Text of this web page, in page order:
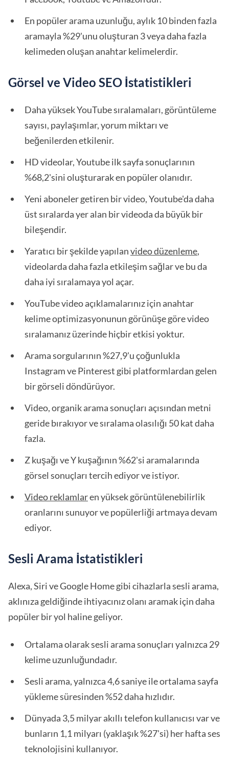
En popüler arama uzunluğu, aylık 10 binden fazla
aramayla %29'unu oluşturan 3 veya daha fazla
kelimeden oluşan anahtar kelimelerdir.
Görsel ve Video SEO İstatistikleri
Daha yüksek YouTube sıralamaları, görüntüleme
sayısı, paylaşımlar, yorum miktarı ve
beğenilerden etkilenir.
HD videolar, Youtube ilk sayfa sonuçlarının
%68,2'sini oluşturarak en popüler olanıdır.
Yeni aboneler getiren bir video, Youtube'da daha
üst sıralarda yer alan bir videoda da büyük bir
bileşendir.
Yaratıcı bir şekilde yapılanvideo düzenleme,
videolarda daha fazla etkileşim sağlar ve bu da
daha iyi sıralamaya yol açar.
YouTube video açıklamalarınız için anahtar
kelime optimizasyonunun görünüşe göre video
sıralamanız üzerinde hiçbir etkisi yoktur.
Arama sorgularının %27,9'u çoğunlukla
Instagram ve Pinterest gibi platformlardan gelen
bir görseli döndürüyor.
Video, organik arama sonuçları açısından metni
geride bırakıyor ve sıralama olasılığı 50 kat daha
fazla.
Z kuşağı ve Y kuşağının %62'si aramalarında
görsel sonuçları tercih ediyor ve istiyor.
Video reklamlaren yüksek görüntülenebilirlik
oranlarını sunuyor ve popülerliği artmaya devam
ediyor.
Sesli Arama İstatistikleri
Alexa, Siri ve Google Home gibi cihazlarla sesli arama,
aklınıza geldiğinde ihtiyacınız olanı aramak için daha
popüler bir yol haline geliyor.
Ortalama olarak sesli arama sonuçları yalnızca 29
kelime uzunluğundadır.
Sesli arama, yalnızca 4,6 saniye ile ortalama sayfa
yükleme süresinden %52 daha hızlıdır.
Dünyada 3,5 milyar akıllı telefon kullanıcısı var ve
bunların 1,1 milyarı (yaklaşık %27'si) her hafta ses
teknolojisini kullanıyor.